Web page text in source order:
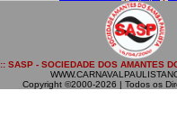
:: SASP - SOCIEDADE DOS AMANTES
Copyright ©2000-2026 | Todos os